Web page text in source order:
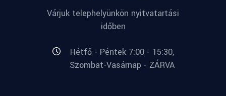
Várjuk telephelyünkön nyitvatartási
időben
Hétfő - Péntek 7:00 - 15:30,
Szombat-Vasárnap - ZÁRVA